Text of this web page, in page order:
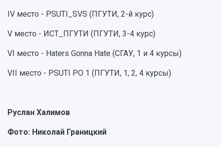
Международный межвузовский кампус
Сведения об образовательной организации
Официальные документы
IV место - PSUTI_SVS (ПГУТИ, 2-й курс)
V место - ИСТ_ПГУТИ (ПГУТИ, 3-4 курс)
VI место - Haters Gonna Hate (СГАУ, 1 и 4 курсы)
VII место - PSUTI PO 1 (ПГУТИ, 1, 2, 4 курсы)
Руслан Халимов
Фото: Николай Границкий